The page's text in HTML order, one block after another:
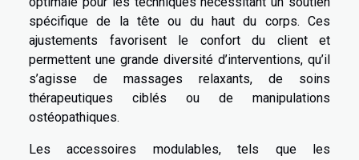
spécifique de la tête ou du haut du corps. Ces
ajustements favorisent le confort du client et
permettent une grande diversité d’interventions, qu’il
s’agisse de massages relaxants, de soins
thérapeutiques ciblés ou de manipulations
ostéopathiques.
Les accessoires modulables, tels que les